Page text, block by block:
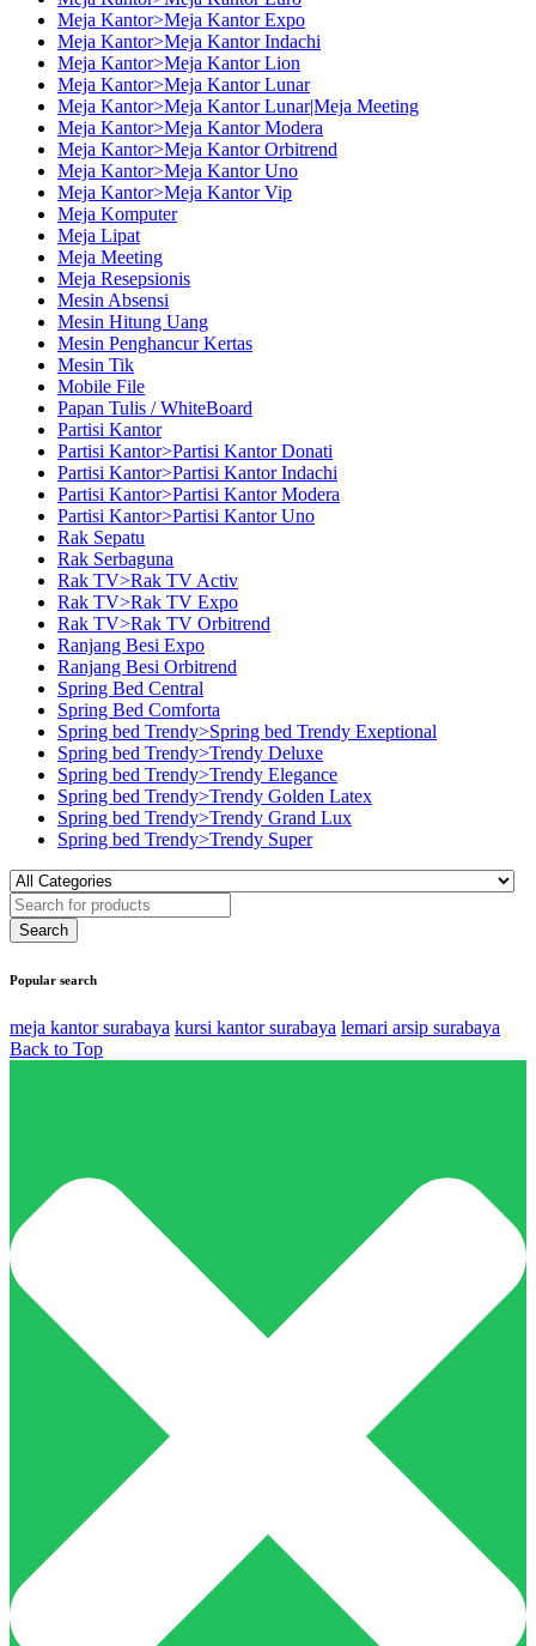
Meja Kantor>Meja Kantor Expo
Meja Kantor>Meja Kantor Indachi
Meja Kantor>Meja Kantor Lion
Meja Kantor>Meja Kantor Lunar
Meja Kantor>Meja Kantor Lunar|Meja Meeting
Meja Kantor>Meja Kantor Modera
Meja Kantor>Meja Kantor Orbitrend
Meja Kantor>Meja Kantor Uno
Meja Kantor>Meja Kantor Vip
Meja Komputer
Meja Lipat
Meja Meeting
Meja Resepsionis
Mesin Absensi
Mesin Hitung Uang
Mesin Penghancur Kertas
Mesin Tik
Mobile File
Papan Tulis / WhiteBoard
Partisi Kantor
Partisi Kantor>Partisi Kantor Donati
Partisi Kantor>Partisi Kantor Indachi
Partisi Kantor>Partisi Kantor Modera
Partisi Kantor>Partisi Kantor Uno
Rak Sepatu
Rak Serbaguna
Rak TV>Rak TV Activ
Rak TV>Rak TV Expo
Rak TV>Rak TV Orbitrend
Ranjang Besi Expo
Ranjang Besi Orbitrend
Spring Bed Central
Spring Bed Comforta
Spring bed Trendy>Spring bed Trendy Exeptional
Spring bed Trendy>Trendy Deluxe
Spring bed Trendy>Trendy Elegance
Spring bed Trendy>Trendy Golden Latex
Spring bed Trendy>Trendy Grand Lux
Spring bed Trendy>Trendy Super
Popular search
meja kantor surabaya kursi kantor surabaya lemari arsip surabaya
Back to Top